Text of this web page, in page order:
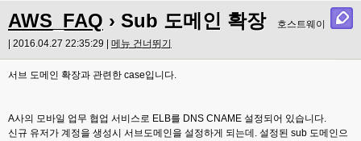
AWS_FAQ › Sub 도메인 확장
호스트웨이
| 2016.04.27 22:35:29 | 메뉴 건너뛰기
서브 도메인 확장과 관련한 case입니다.
A사의 모바일 업무 협업 서비스로 ELB를 DNS CNAME 설정되어 있습니다.
신규 유저가 계정을 생성시 서브도메인을 설정하게 되는데. 설정된 sub 도메인으